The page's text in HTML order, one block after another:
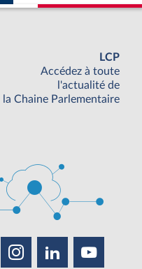
LCP
Accédez à toute
l'actualité de
la Chaine Parlementaire